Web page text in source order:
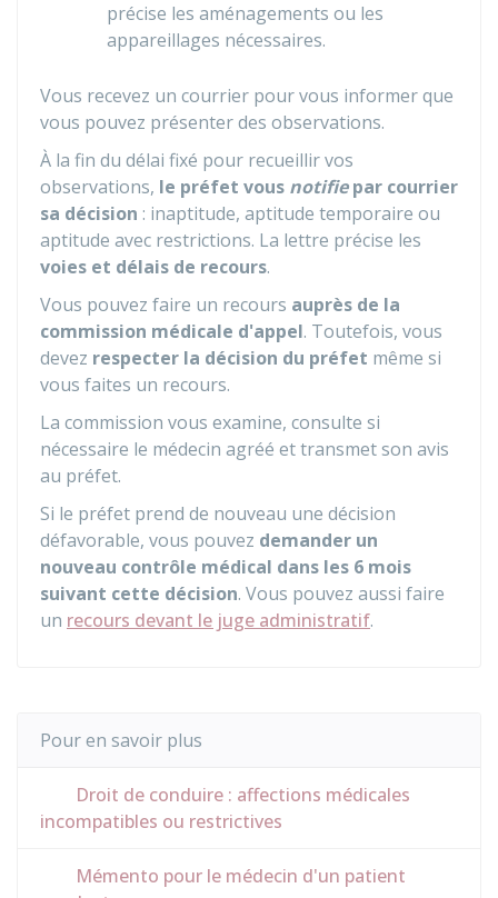
précise les aménagements ou les
appareillages nécessaires.
Vous recevez un courrier pour vous informer que
vous pouvez présenter des observations.
À la fin du délai fixé pour recueillir vos
observations, le préfet vous notifiepar courrier
sa décision : inaptitude, aptitude temporaire ou
aptitude avec restrictions. La lettre précise les
voies et délais de recours.
Vous pouvez faire un recours auprès de la
commission médicale d'appel. Toutefois, vous
devez respecter la décision du préfet même si
vous faites un recours.
La commission vous examine, consulte si
nécessaire le médecin agréé et transmet son avis
au préfet.
Si le préfet prend de nouveau une décision
défavorable, vous pouvez demander un
nouveau contrôle médical dans les 6 mois
suivant cette décision. Vous pouvez aussi faire
un recours devant le juge administratif.
Pour en savoir plus
Droit de conduire : affections médicales
incompatibles ou restrictives
Mémento pour le médecin d'un patient